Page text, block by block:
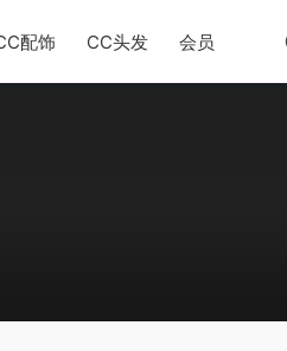
配饰 CC头发 会员